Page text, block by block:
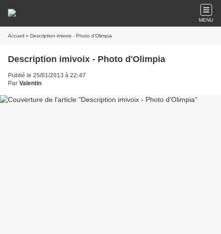
MENU
Accueil » Description imivoix - Photo d'Olimpia
Description imivoix - Photo d'Olimpia
Publié le 25/01/2013 à 22:47
Par Valentin